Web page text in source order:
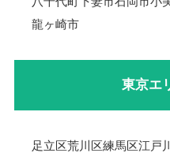
龍ヶ崎市
東京エ
足立区荒川区練馬区江戸